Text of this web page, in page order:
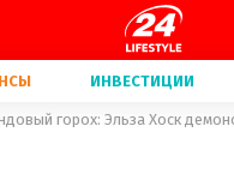
ИНВЕСТИЦИИ
горох: Эльза Хоск